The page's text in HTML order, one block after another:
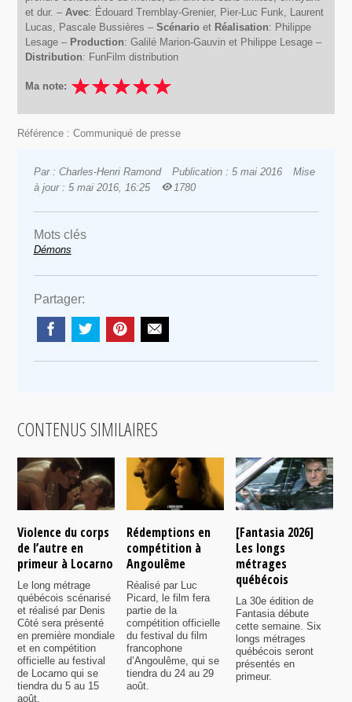
et dur. – Avec: Édouard Tremblay-Grenier, Pier-Luc Funk, Laurent
Lucas, Pascale Bussières –Scénario et Réalisation: Philippe
Lesage – Production: Galilé Marion-Gauvin et Philippe Lesage –
Distribution: FunFilm distribution
Ma note:
Référence : Communiqué de presse
Par : Charles-Henri Ramond Publication : 5 mai 2016
Mise
à jour : 5 mai 2016, 16:25
1780
Mots clés
Démons
Partager:
CONTENUS SIMILAIRES
Violence du corps
de l’autre en
primeur à Locarno
Le long métrage
québécois scénarisé
et réalisé par Denis
Côté sera présenté
en première mondiale
et en compétition
officielle au festival
de Locarno qui se
tiendra du 5 au 15
août.
Rédemptions en
compétition à
Angoulême
Réalisé par Luc
Picard, le film fera
partie de la
compétition officielle
du festival du film
francophone
d’Angoulême, qui se
tiendra du 24 au 29
août.
[Fantasia 2026]
Les longs
métrages
québécois
La 30e édition de
Fantasia débute
cette semaine. Six
longs métrages
québécois seront
présentés en
primeur.